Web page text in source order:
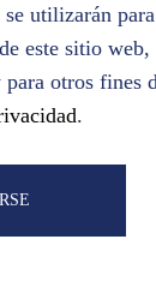
se utilizarán
este sitio
otros fines
.